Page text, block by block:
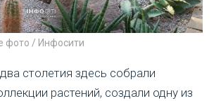
фото / Инфосити
столетия здесь собрали
растений, создали одну из